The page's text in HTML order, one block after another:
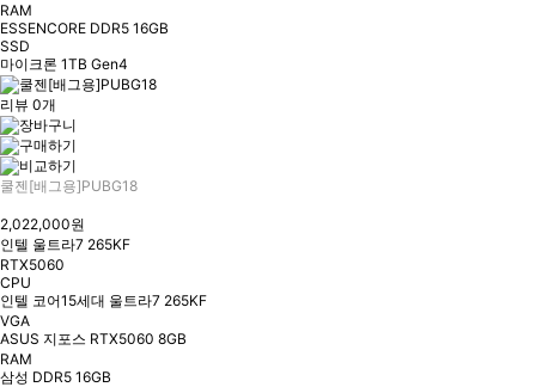
RAM
ESSENCORE DDR5 16GB
SSD
마이크론 1TB Gen4
리뷰 0개
쿨젠[배그용]PUBG18
2,022,000원
인텔 울트라7 265KF
RTX5060
CPU
인텔 코어15세대 울트라7 265KF
VGA
ASUS 지포스 RTX5060 8GB
RAM
삼성 DDR5 16GB